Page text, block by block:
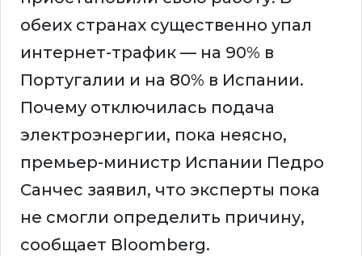
обеих странах существенно упал
интернет-трафик — на 90% в
Португалии и на 80% в Испании.
Почему отключилась подача
электроэнергии, пока неясно,
премьер-министр Испании Педро
Санчес заявил, что эксперты пока
не смогли определить причину,
сообщает Bloomberg.